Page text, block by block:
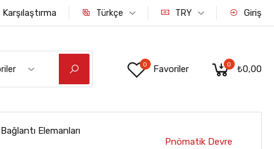
Karşılaştırma Türkçe TRY Giriş
0 Favoriler 0 ₺0,00
Elemanları
Pnömatik Devre